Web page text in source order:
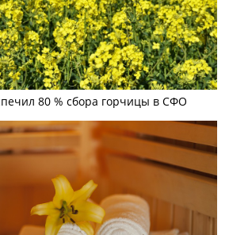
80 % сбора горчицы в СФО